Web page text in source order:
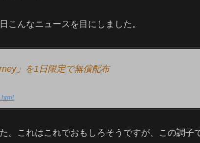
こんなニュースを目にしました。
」を1日限定で無償配布
。これはこれでおもしろそうですが、この調子